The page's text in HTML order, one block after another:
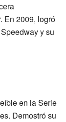
En 2009, logró
y su
en la Serie
Demostró su